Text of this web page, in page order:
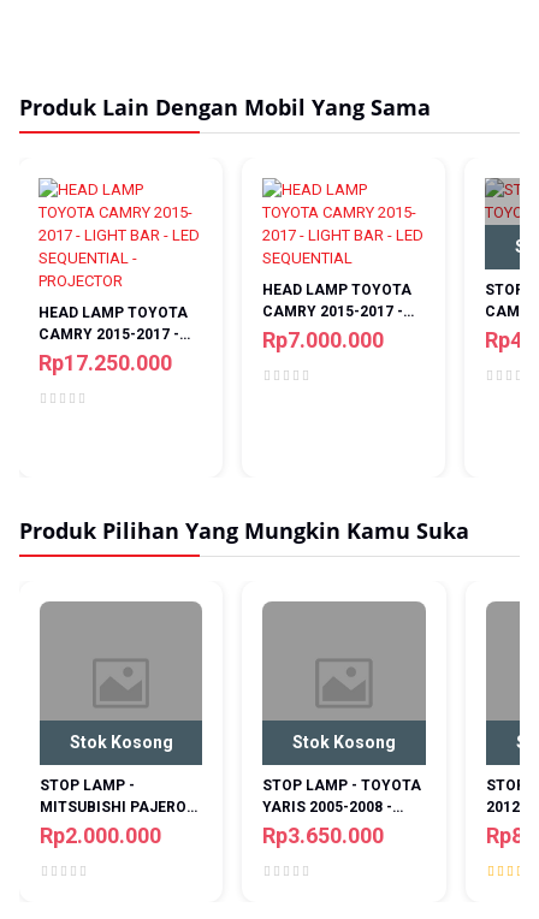
Produk Lain Dengan Mobil Yang Sama
HEAD LAMP TOYOTA
CAMRY 2015-2017 -
LIGHT BAR - LED
SEQUENTIAL -
PROJECTOR
Rp17.250.000
HEAD LAMP TOYOTA
CAMRY 2015-2017 -
LIGHT BAR - LED
SEQUENTIAL
Rp7.000.000
STOP
LIGHT
RED
Produk Pilihan Yang Mungkin Kamu Suka
Stok Kosong
STOP LAMP -
MITSUBISHI PAJERO
SPORT 2009 - 2015 -
YZ - Q7 - RED SMOKE
Rp2.000.000
Stok Kosong
STOP LAMP - TOYOTA
YARIS 2005-2008 -
SONAR - BLACK JDM -
LED
Rp3.650.000
STOP
2012-
–